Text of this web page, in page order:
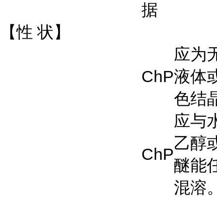
据
【性 状】
ChP
应为
液体
色结
ChP
应与
乙醇
醚能
混溶